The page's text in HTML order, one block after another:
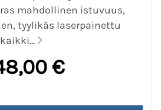
mahdollinen istuvuus,
tyylikäs laserpainettu
€